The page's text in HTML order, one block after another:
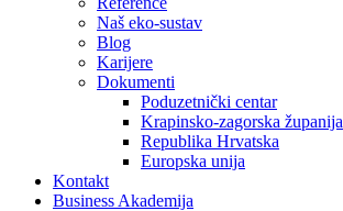
Naš eko-sustav
Blog
Karijere
Dokumenti
Poduzetnički centar
Krapinsko-zagorska županija
Republika Hrvatska
Europska unija
Kontakt
Business Akademija